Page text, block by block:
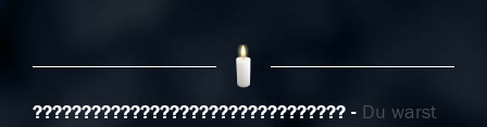
????????????????????????????????
Du warst